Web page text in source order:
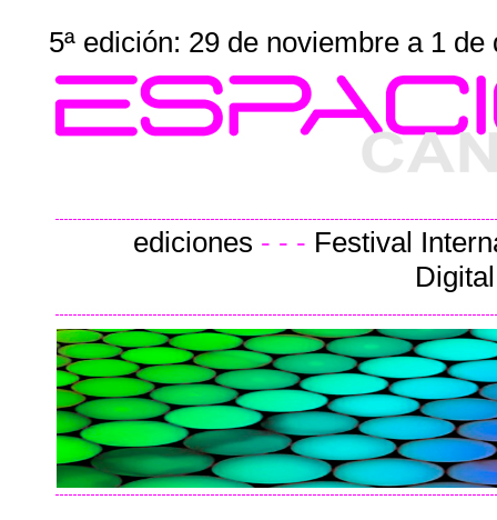
5ª edición: 29 de noviembre a 1 de
ediciones - - - Festival